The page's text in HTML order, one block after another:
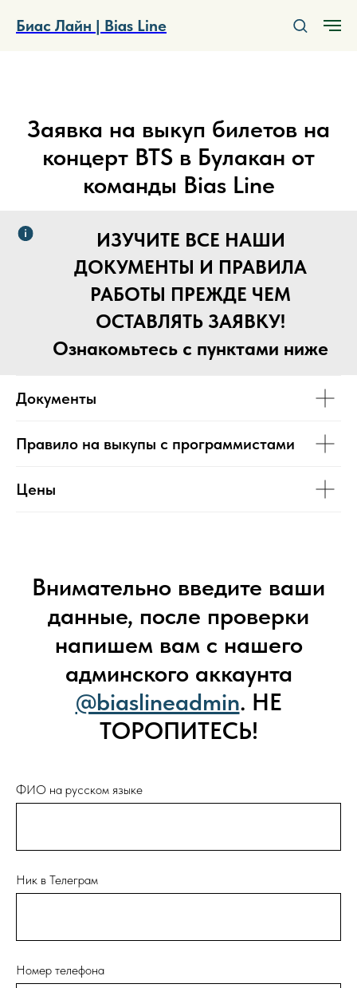
Биас Лайн | Bias Line
BTS ARIRANG TOUR
Заявка на выкуп билетов на
концерт BTS в Булакан от
команды Bias Line
ИЗУЧИТЕ ВСЕ НАШИ
ДОКУМЕНТЫ И ПРАВИЛА
РАБОТЫ ПРЕЖДЕ ЧЕМ
ОСТАВЛЯТЬ ЗАЯВКУ!
Ознакомьтесь с пунктами ниже
Документы
Правило на выкупы с программистами
Цены
Внимательно введите ваши
данные, после проверки
напишем вам с нашего
админского аккаунта
@biaslineadmin. НЕ
ТОРОПИТЕСЬ!
ФИО на русском языке
Ник в Телеграм
Номер телефона